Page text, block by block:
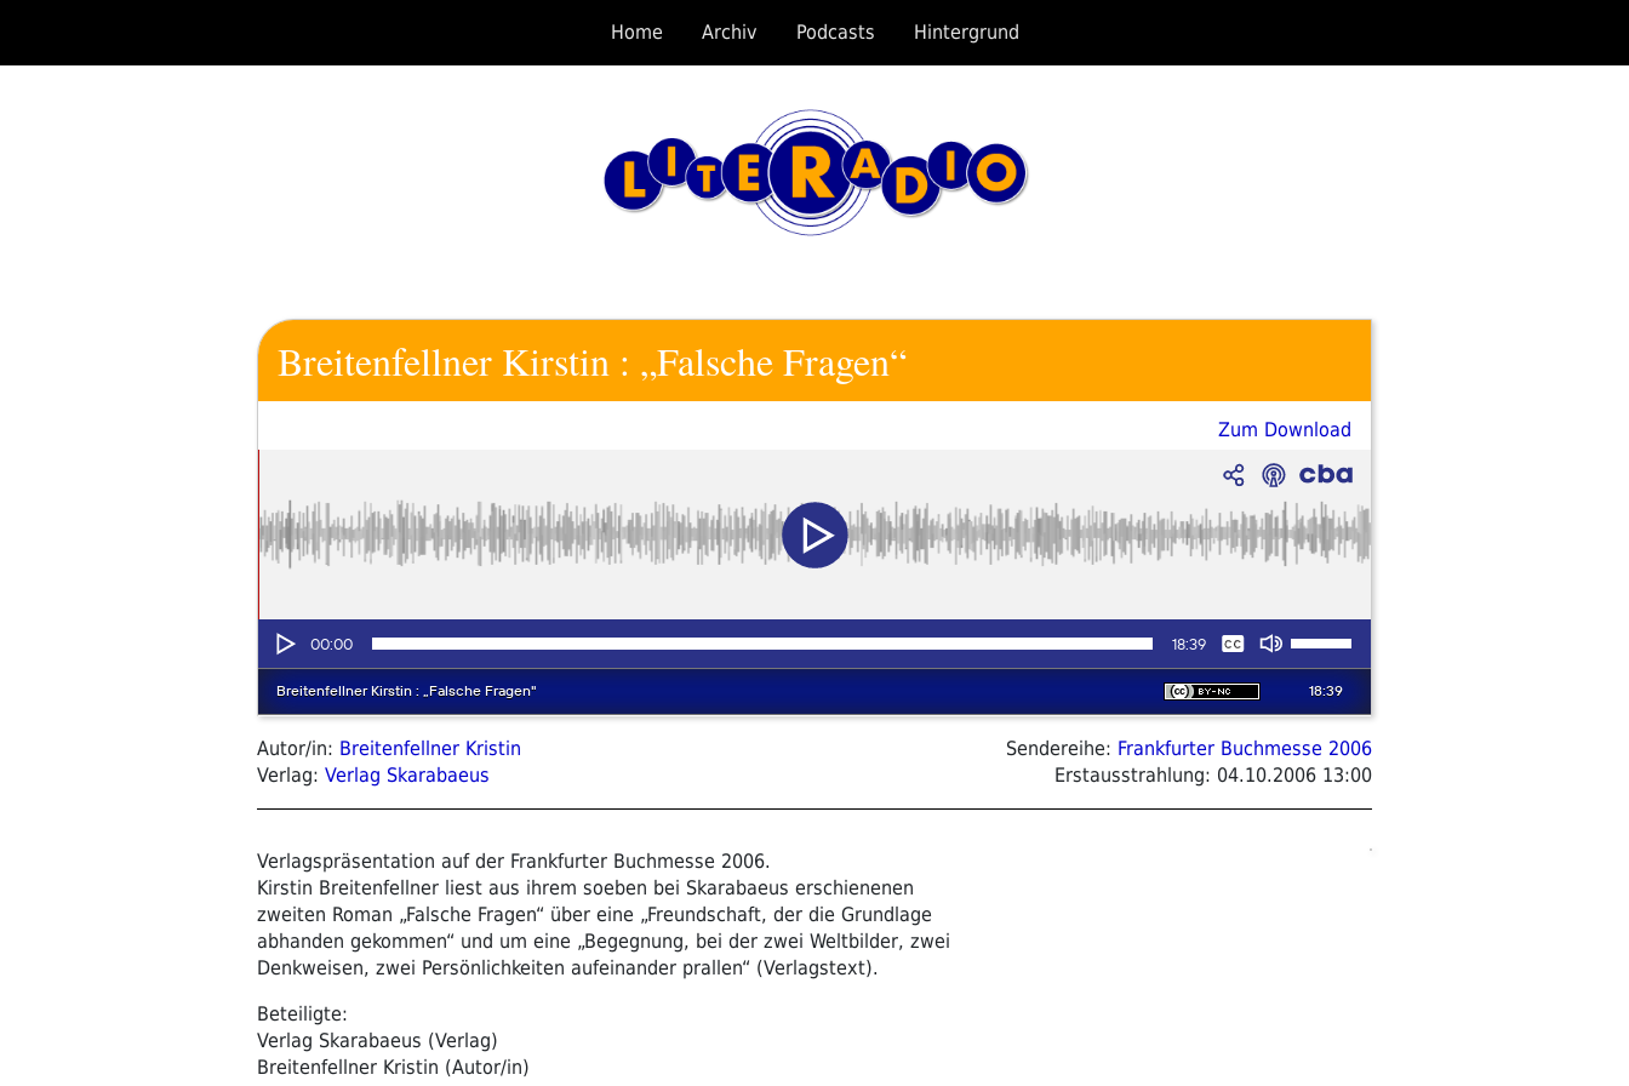
springen
Home Archiv Podcasts Hintergrund
Breitenfellner Kirstin : „Falsche Fragen“
Zum Download
Autor/in: Breitenfellner Kristin
Verlag: Verlag Skarabaeus
Sendereihe: Frankfurter Buchmesse 2006
Erstausstrahlung: 04.10.2006 13:00
Verlagspräsentation auf der Frankfurter Buchmesse 2006.
Kirstin Breitenfellner liest aus ihrem soeben bei Skarabaeus erschienenen
zweiten Roman „Falsche Fragen“ über eine „Freundschaft, der die Grundlage
abhanden gekommen“ und um eine „Begegnung, bei der zwei Weltbilder, zwei
Denkweisen, zwei Persönlichkeiten aufeinander prallen“ (Verlagstext).
Beteiligte:
Verlag Skarabaeus (Verlag)
Breitenfellner Kristin (Autor/in)